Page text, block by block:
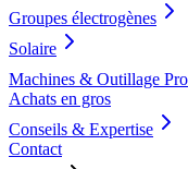
Groupes électrogènes
Solaire
Machines & Outillage Pro
Achats en gros
Conseils & Expertise
Contact